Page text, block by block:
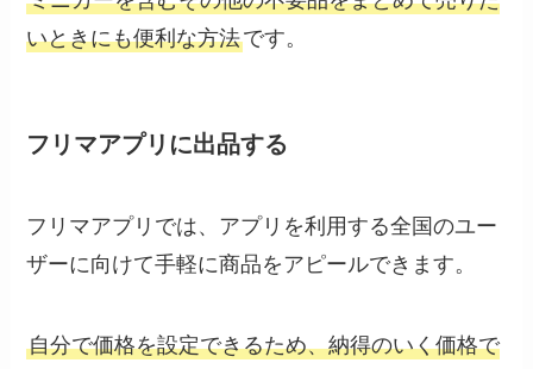
いときにも便利な方法です。
フリマアプリに出品する
フリマアプリでは、アプリを利用する全国のユー
ザーに向けて手軽に商品をアピールできます。
自分で価格を設定できるため、納得のいく価格で